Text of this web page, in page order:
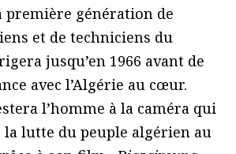
génération de
et de techniciens du
jusqu’en 1966 avant de
avec l’Algérie au cœur.
l’homme à la caméra qui
lutte du peuple algérien au